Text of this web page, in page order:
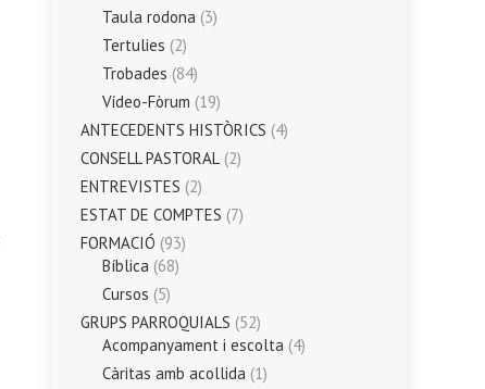
Taula rodona (3)
Tertulies (2)
Trobades (84)
Vídeo-Fòrum (19)
ANTECEDENTS HISTÒRICS (4)
CONSELL PASTORAL (2)
ENTREVISTES (2)
ESTAT DE COMPTES (7)
FORMACIÓ (93)
Bíblica (68)
Cursos (5)
GRUPS PARROQUIALS (52)
Acompanyament i escolta (4)
Càritas amb acollida (1)